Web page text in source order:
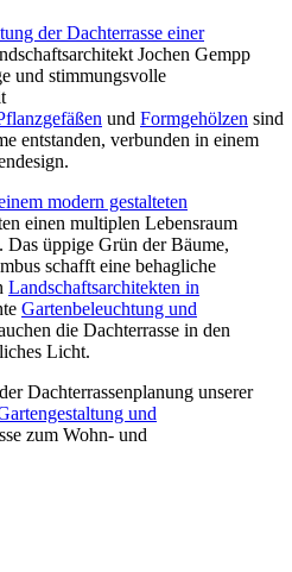
der Dachterrasse einer
Jochen Gempp
und stimmungsvolle
und Formgehölzen sind
entstanden, verbunden in einem
modern gestalteten
einen multiplen Lebensraum
üppige Grün der Bäume,
schafft eine behagliche
Landschaftsarchitekten in
Gartenbeleuchtung und
die Dachterrasse in den
Licht.
Dachterrassenplanung unserer
und
zum Wohn- und